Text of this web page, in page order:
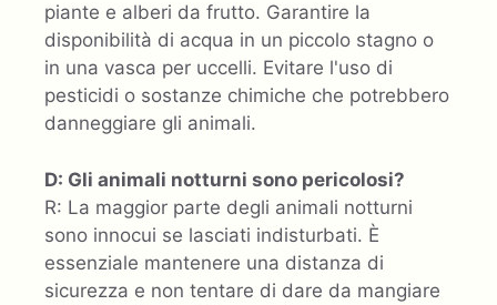
piante e alberi da frutto. Garantire la
disponibilità di acqua in un piccolo stagno o
in una vasca per uccelli. Evitare l'uso di
pesticidi o sostanze chimiche che potrebbero
danneggiare gli animali.
D: Gli animali notturni sono pericolosi?
R: La maggior parte degli animali notturni
sono innocui se lasciati indisturbati. È
essenziale mantenere una distanza di
sicurezza e non tentare di dare da mangiare